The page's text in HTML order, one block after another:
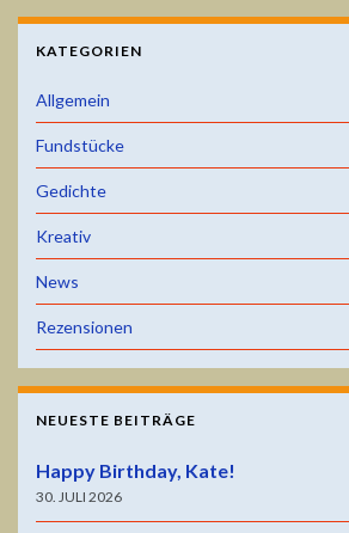
KATEGORIEN
Allgemein
Fundstücke
Gedichte
Kreativ
News
Rezensionen
NEUESTE BEITRÄGE
Happy Birthday, Kate!
30. JULI 2026